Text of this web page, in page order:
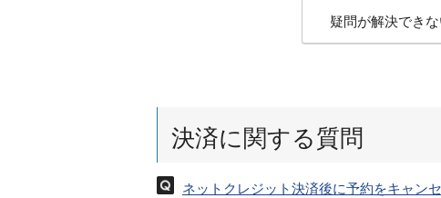
疑問が解決でき
決済に関する質問
ネットクレジット決済後に予約をキャン